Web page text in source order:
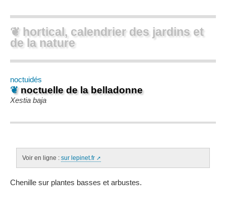
❦ hortical, calendrier des jardins et
de la nature
noctuidés
❦ noctuelle de la belladonne
Xestia baja
Voir en ligne : sur lepinet.fr
Chenille sur plantes basses et arbustes.